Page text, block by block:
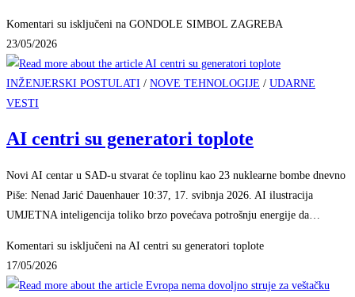
Komentari su isključeni na GONDOLE SIMBOL ZAGREBA
23/05/2026
INŽENJERSKI POSTULATI / NOVE TEHNOLOGIJE / UDARNE
VESTI
AI centri su generatori toplote
Novi AI centar u SAD-u stvarat će toplinu kao 23 nuklearne bombe dnevno
Piše: Nenad Jarić Dauenhauer 10:37, 17. svibnja 2026. AI ilustracija
UMJETNA inteligencija toliko brzo povećava potrošnju energije da…
Komentari su isključeni na AI centri su generatori toplote
17/05/2026